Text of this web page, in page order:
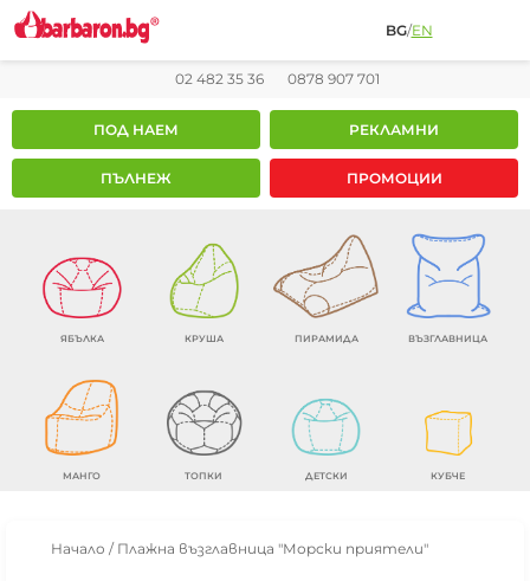
BG/EN
02 482 35 36 0878 907 701
ПОД НАЕМ РЕКЛАМНИ
ПЪЛНЕЖ ПРОМОЦИИ
ЯБЪЛКА КРУША ПИРАМИДА ВЪЗГЛАВНИЦА
МАНГО ТОПКИ ДЕТСКИ КУБЧЕ
Начало / Плажна възглавница "Морски приятели"